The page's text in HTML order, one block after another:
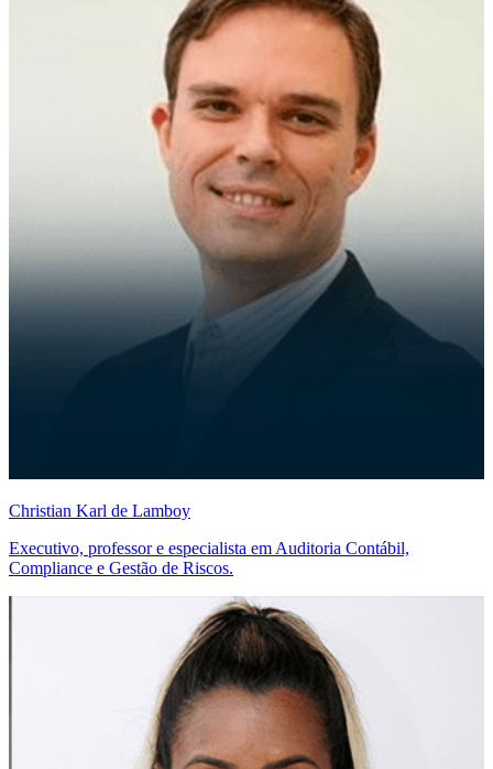
Christian Karl de Lamboy
Executivo, professor e especialista em Auditoria Contábil,
Compliance e Gestão de Riscos.